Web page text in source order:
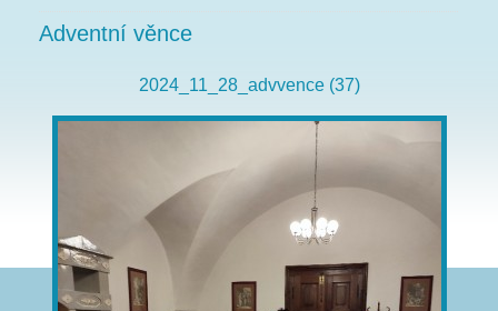
Adventní věnce
2024_11_28_advvence (37)